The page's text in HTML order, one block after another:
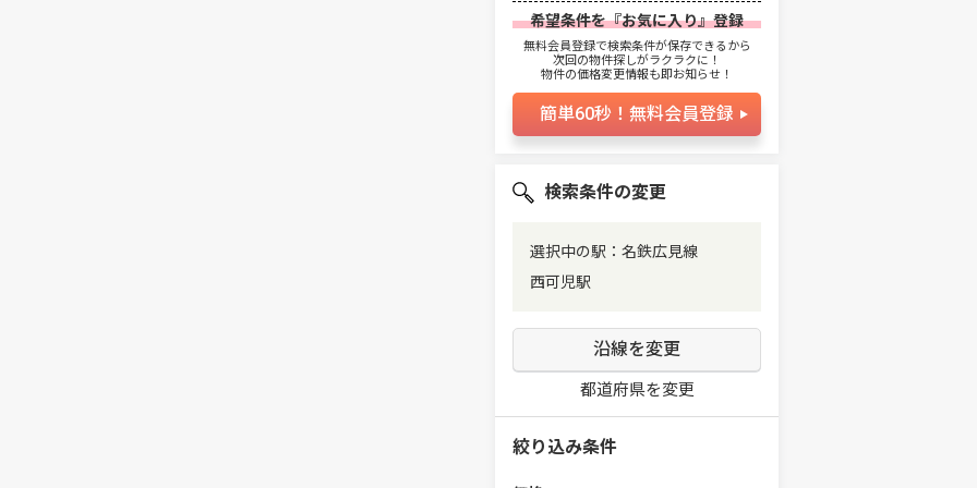
希望条件を『お気に入り』登録
無料会員登録で検索条件が保存できるから
次回の物件探しがラクラクに！
物件の価格変更情報も即お知らせ！
簡単60秒！無料会員登録
検索条件の変更
選択中の駅：名鉄広見線
西可児駅
沿線を変更
都道府県を変更
絞り込み条件